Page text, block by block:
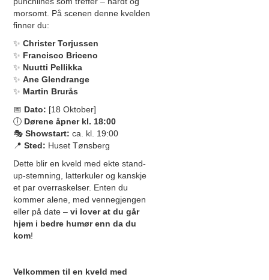
morsomt. På scenen denne kvelden
finner du:
✨Christer Torjussen
✨ Francisco Briceno
✨ Nuutti Pellikka
✨Ane Glendrange
✨ Martin Brurås
📅 Dato: [18 Oktober]
🕕 Dørene åpner kl. 18:00
🎭Showstart: ca. kl. 19:00
📍Sted: Huset Tønsberg
Dette blir en kveld med ekte stand-
up-stemning, latterkuler og kanskje
et par overraskelser. Enten du
kommer alene, med vennegjengen
eller på date –vi lover at du går
hjem i bedre humør enn da du
kom!
Velkommen til en kveld med